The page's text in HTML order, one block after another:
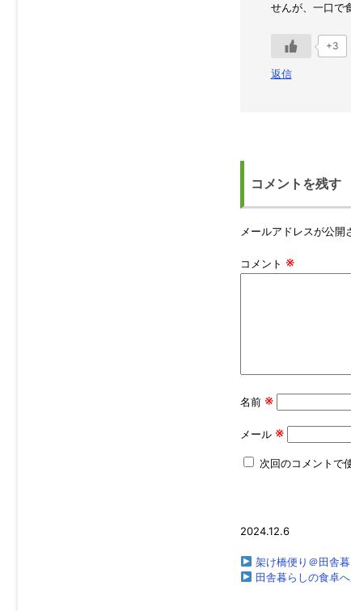
せんが、一口で
+3
返信
コメントを残す
メールアドレスが公開
コメント ※
名前 ※
メール ※
次回のコメントで
2024.12.6
架け橋便り＠田舎
田舎暮らしの食卓